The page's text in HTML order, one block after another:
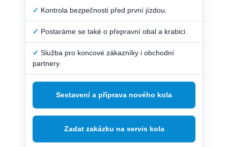
✓ Kontrola bezpečnosti před první jízdou.
✓ Postaráme se také o přepravní obal a krabici.
✓ Služba pro koncové zákazníky i obchodní
partnery.
Sestavení a příprava nového kola
Zadat zakázku na servis kola